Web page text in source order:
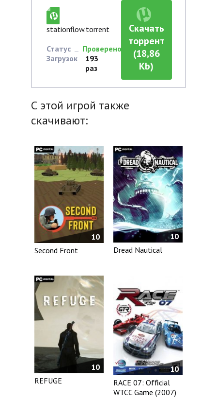
stationflow.torrent
Статус
Проверено
Загрузок
193
раз
Скачать
торрент
(18,86
Kb)
С этой игрой также
скачивают:
10
Second Front
10
Dread Nautical
10
REFUGE
10
RACE 07: Official
WTCC Game (2007)